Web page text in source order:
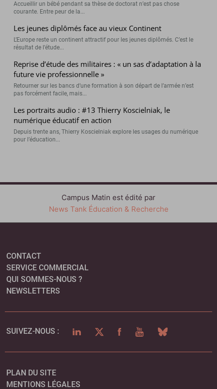
Accueillir un bébé pendant sa thèse de doctorat n’est pas chose
courante. Entre peur de la...
Les jeunes diplômés face au vieux Continent
L’Europe reste un continent attractif pour les jeunes diplômés. C’est le
résultat de l’étude...
Reprise d’étude des militaires : « un sas d’adaptation à la
future vie professionnelle »
Retourner sur les bancs d’une formation à son départ de l’armée n’est
pas forcément facile, mais...
Les portraits audio : #13 Thierry Koscielniak, le
numérique éducatif en action
Depuis trente ans, Thierry Koscielniak explore les usages du numérique
pour l’éducation...
Campus Matin est édité par
News Tank Éducation & Recherche
CONTACT
SERVICE COMMERCIAL
QUI SOMMES-NOUS ?
NEWSLETTERS
SUIVEZ-NOUS : LINKEDINTWITTERFACEBOOKYOUTUBEBLUESKY
PLAN DU SITE
MENTIONS LÉGALES